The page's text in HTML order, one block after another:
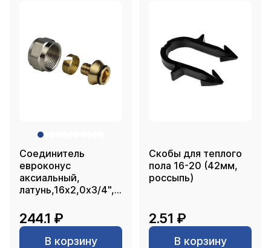
Соединитель
евроконус
аксиальный,
латунь,16х2,0х3/4",
244.1 ₽
В корзину
Скобы для теплого
пола 16-20 (42мм,
россыпь)
2.51 ₽
В корзину